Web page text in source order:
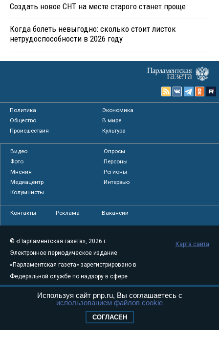
Создать новое СНТ на месте старого станет проще
Когда болеть невыгодно: сколько стоит листок
нетрудоспособности в 2026 году
Политика
Экономика
Общество
В мире
Происшествия
Культура
Видео
Опросы
Фото
Персоны
Мнения
Регионы
Медиацентр
Интервью
Колумнисты
Контакты Реклама Вакансии
© «Парламентская газета», 2026 г.
Электронное периодическое издание
«Парламентская газета» зарегистрировано в
Федеральной службе по надзору в сфере
связи, информационных технологий и
массовых коммуникаций (Роскомнадзор) 05
Свидетельство о регистрации Эл № ФС77-
Карта сайта
Используя сайт pnp.ru, Вы соглашаетесь с
использованием файлов cookie
СОГЛАСЕН